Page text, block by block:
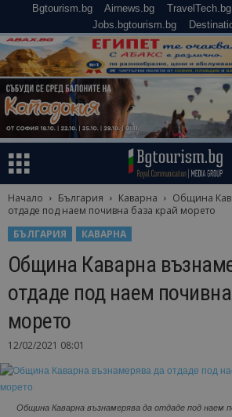
Bgtourism.bg Airnews.bg TravelTech.bg
Jobs.bgtourism.bg
Начало България Каварна
Община
отдаде под наем почивна база край морето
БЪЛГАРИЯ
КАВАРНА
Община Каварна
отдаде под наем
морето
12/02/2021 08:01
Община Каварна възнамерява да отдаде под наем